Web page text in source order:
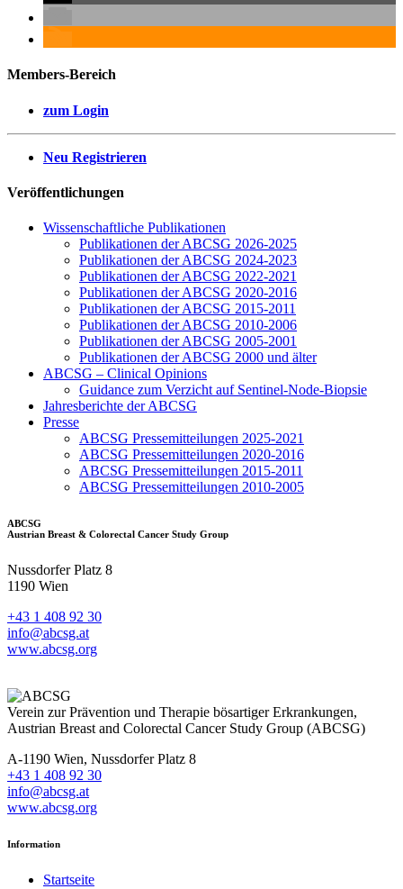
Members-Bereich
zum Login
Neu Registrieren
Veröffentlichungen
Wissenschaftliche Publikationen
Publikationen der ABCSG 2026-2025
Publikationen der ABCSG 2024-2023
Publikationen der ABCSG 2022-2021
Publikationen der ABCSG 2020-2016
Publikationen der ABCSG 2015-2011
Publikationen der ABCSG 2010-2006
Publikationen der ABCSG 2005-2001
Publikationen der ABCSG 2000 und älter
ABCSG – Clinical Opinions
Guidance zum Verzicht auf Sentinel-Node-Biopsie
Jahresberichte der ABCSG
Presse
ABCSG Pressemitteilungen 2025-2021
ABCSG Pressemitteilungen 2020-2016
ABCSG Pressemitteilungen 2015-2011
ABCSG Pressemitteilungen 2010-2005
ABCSG
Austrian Breast & Colorectal Cancer Study Group
Nussdorfer Platz 8
1190 Wien
+43 1 408 92 30
info@abcsg.at
www.abcsg.org
Verein zur Prävention und Therapie bösartiger Erkrankungen,
Austrian Breast and Colorectal Cancer Study Group (ABCSG)
A-1190 Wien, Nussdorfer Platz 8
+43 1 408 92 30
info@abcsg.at
www.abcsg.org
Information
Startseite